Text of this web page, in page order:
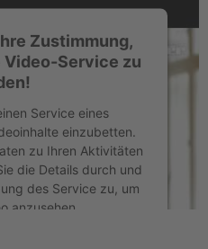
Zustimmung,
Video-Service zu
Service eines
einzubetten.
zu Ihren Aktivitäten
die Details durch und
des Service zu, um
anzusehen.